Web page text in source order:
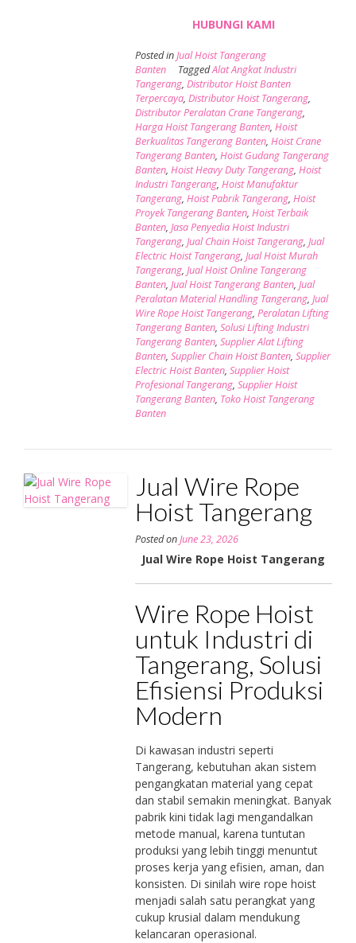
HUBUNGI KAMI
Posted inJual Hoist Tangerang
Banten
TaggedAlat Angkat Industri
Tangerang, Distributor Hoist Banten
Terpercaya, Distributor Hoist Tangerang,
Distributor Peralatan Crane Tangerang,
Harga Hoist Tangerang Banten, Hoist
Berkualitas Tangerang Banten, Hoist Crane
Tangerang Banten, Hoist Gudang Tangerang
Banten, Hoist Heavy Duty Tangerang, Hoist
Industri Tangerang, Hoist Manufaktur
Tangerang, Hoist Pabrik Tangerang, Hoist
Proyek Tangerang Banten, Hoist Terbaik
Banten, Jasa Penyedia Hoist Industri
Tangerang, Jual Chain Hoist Tangerang, Jual
Electric Hoist Tangerang, Jual Hoist Murah
Tangerang, Jual Hoist Online Tangerang
Banten, Jual Hoist Tangerang Banten, Jual
Peralatan Material Handling Tangerang, Jual
Wire Rope Hoist Tangerang, Peralatan Lifting
Tangerang Banten, Solusi Lifting Industri
Tangerang Banten, Supplier Alat Lifting
Banten, Supplier Chain Hoist Banten, Supplier
Electric Hoist Banten, Supplier Hoist
Profesional Tangerang, Supplier Hoist
Tangerang Banten, Toko Hoist Tangerang
Banten
Jual Wire Rope
Hoist Tangerang
Posted onJune 23, 2026
Jual Wire Rope Hoist Tangerang
Wire Rope Hoist
untuk Industri di
Tangerang, Solusi
Efisiensi Produksi
Modern
Di kawasan industri seperti
Tangerang, kebutuhan akan sistem
pengangkatan material yang cepat
dan stabil semakin meningkat. Banyak
pabrik kini tidak lagi mengandalkan
metode manual, karena tuntutan
produksi yang lebih tinggi menuntut
proses kerja yang efisien, aman, dan
konsisten. Di sinilah wire rope hoist
menjadi salah satu perangkat yang
cukup krusial dalam mendukung
kelancaran operasional.